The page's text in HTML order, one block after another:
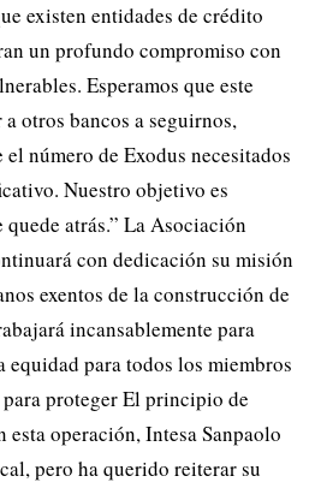
existen entidades de crédito
un profundo compromiso con
Esperamos que este
otros bancos a seguirnos,
número de Exodus necesitados
Nuestro objetivo es
atrás.” La Asociación
con dedicación su misión
exentos de la construcción de
incansablemente para
para todos los miembros
proteger El principio de
operación, Intesa Sanpaolo
pero ha querido reiterar su